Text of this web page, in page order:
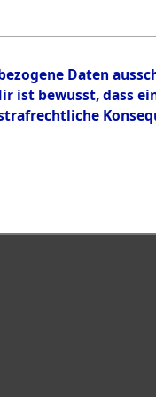
Daten
bewusst, dass